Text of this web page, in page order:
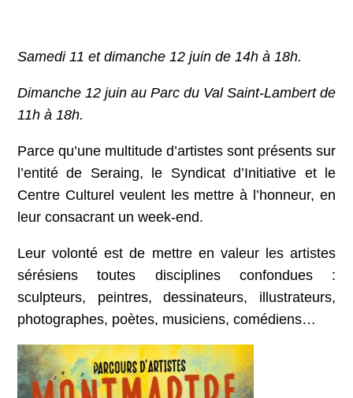
Samedi 11 et dimanche 12 juin de 14h à 18h.
Dimanche 12 juin au Parc du Val Saint-Lambert de
11h à 18h.
Parce qu’une multitude d’artistes sont présents sur
l’entité de Seraing, le Syndicat d’Initiative et le
Centre Culturel veulent les mettre à l’honneur, en
leur consacrant un week-end.
Leur volonté est de mettre en valeur les artistes
sérésiens toutes disciplines confondues :
sculpteurs, peintres, dessinateurs, illustrateurs,
photographes, poètes, musiciens, comédiens…